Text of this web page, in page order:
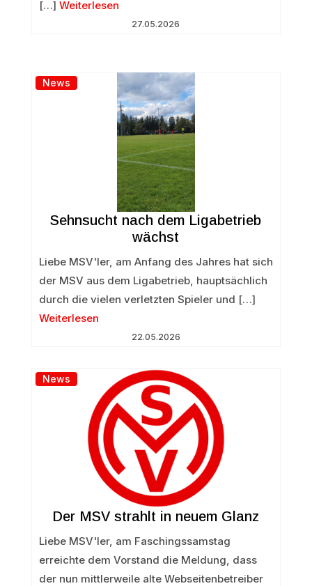
[…] Weiterlesen
27.05.2026
Sehnsucht nach dem Ligabetrieb
wächst
Liebe MSV'ler, am Anfang des Jahres hat sich
der MSV aus dem Ligabetrieb, hauptsächlich
durch die vielen verletzten Spieler und […]
Weiterlesen
News
22.05.2026
Der MSV strahlt in neuem Glanz
Liebe MSV'ler, am Faschingssamstag
erreichte dem Vorstand die Meldung, dass
der nun mittlerweile alte Webseitenbetreiber
News